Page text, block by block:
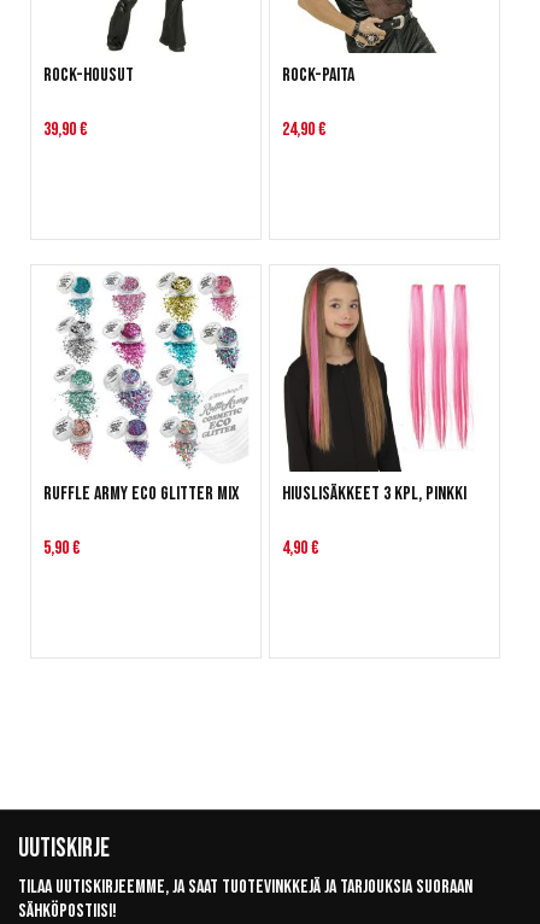
Rock-housut
39,90 €
Rock-paita
24,90 €
Ruffle Army Eco Glitter Mix
5,90 €
Hiuslisäkkeet 3 kpl, pinkki
4,90 €
Uutiskirje
Tilaa uutiskirjeemme, ja saat tuotevinkkejä ja tarjouksia suoraan
sähköpostiisi!